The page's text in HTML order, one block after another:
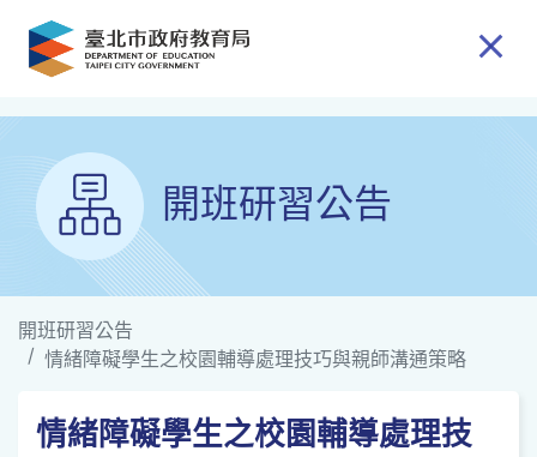
跳到主要內容
開班研習公告
開班研習公告
情緒障礙學生之校園輔導處理技巧與親師溝通策略
情緒障礙學生之校園輔導處理技